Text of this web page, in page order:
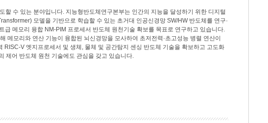
할 수 있는 분야입니다. 지능형반도체연구본부는 인간의 지능을 달성하기 위한 디지털
모델을 기반으로 학습할 수 있는 초거대 인공신경망 SW/HW 반도체를 연구·
급 메모리 융합 NM-PIM 프로세서 반도체 원천기술 확보를 목표로 연구하고 있습니다.
메모리와 연산 기능이 융합된 뇌신경망을 모사하여 초저전력·초고성능 병렬 연산이
RISC-V 엣지프로세서 및 생체, 물체 및 공간탐지 센싱 반도체 기술을 확보하고 고도화
제어 반도체 원천 기술에도 관심을 갖고 있습니다.